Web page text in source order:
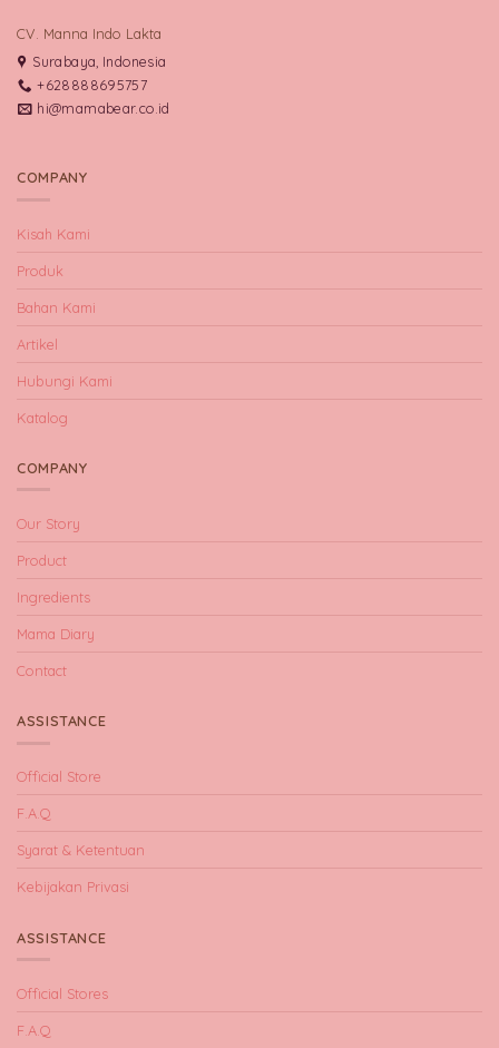
CV. Manna Indo Lakta
Surabaya, Indonesia
+628888695757
hi@mamabear.co.id
COMPANY
Kisah Kami
Produk
Bahan Kami
Artikel
Hubungi Kami
Katalog
COMPANY
Our Story
Product
Ingredients
Mama Diary
Contact
ASSISTANCE
Official Store
F.A.Q
Syarat & Ketentuan
Kebijakan Privasi
ASSISTANCE
Official Stores
F.A.Q